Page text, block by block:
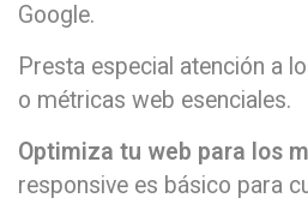
Google.
Presta especial atención a
o métricas web esenciales.
Optimiza tu web para los
responsive es básico para